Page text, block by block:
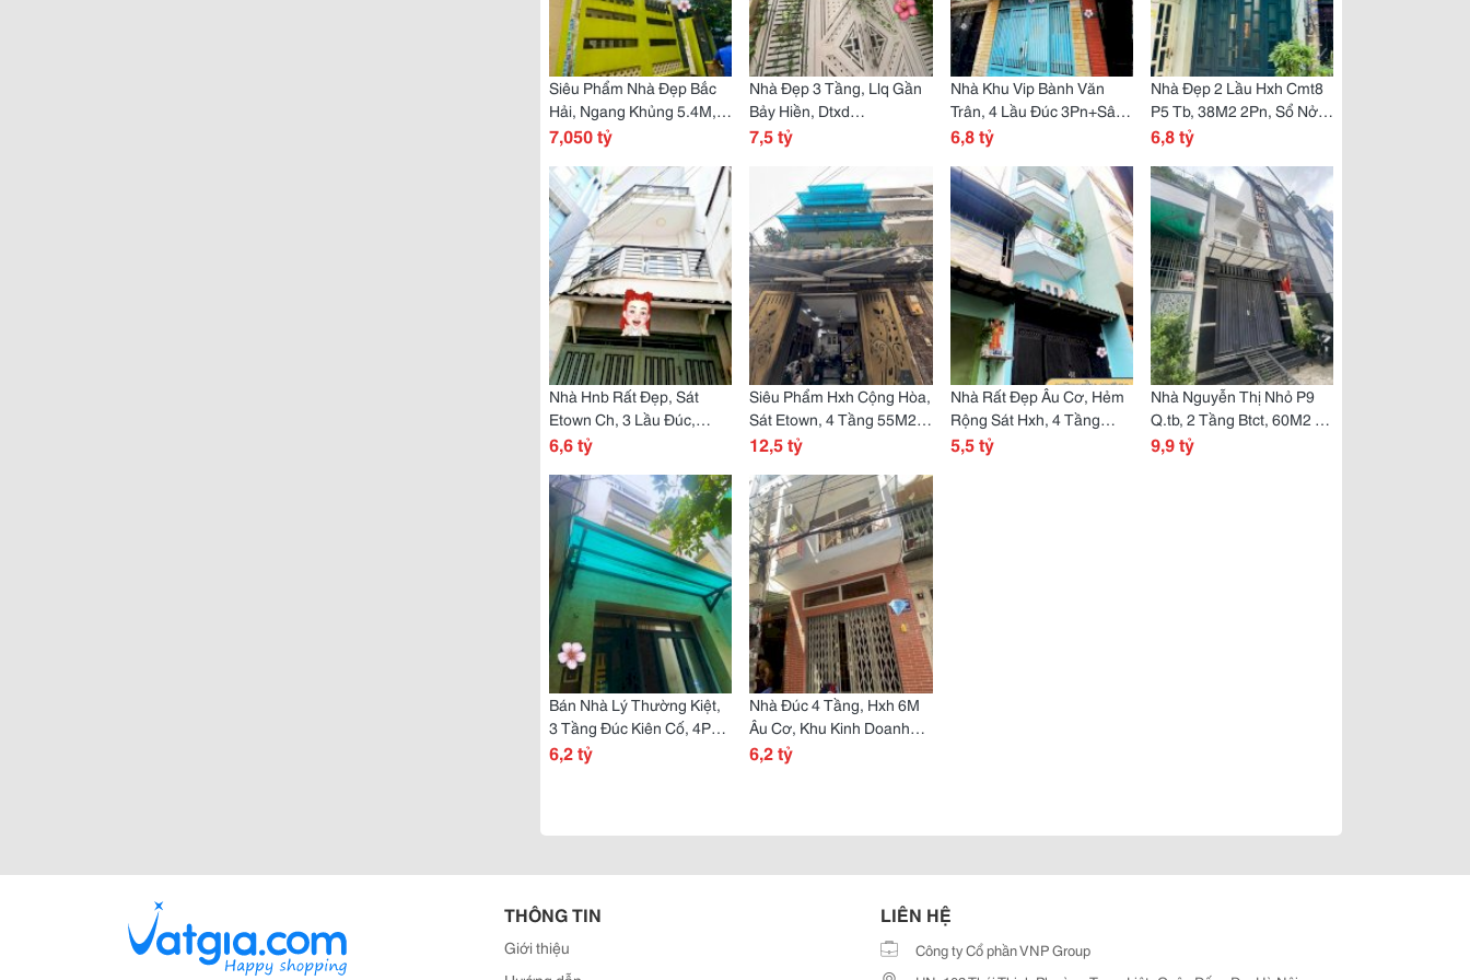
Siêu Phẩm Nhà Đẹp Bắc
Hải, Ngang Khủng 5.4M, 3
Tầng 3Pn, Hẻm Xanh Mát!
7,050 tỷ
Nhà Đẹp 3 Tầng, Llq Gần
Bảy Hiền, Dtxd
Vuông(4*15) 3Pn, Hxh
7,5 tỷ
Nhà Khu Vip Bành Văn
Trân, 4 Lầu Đúc 3Pn+Sân
Thượng, Khu Hiếm Nhà
6,8 tỷ
Nhà Đẹp 2 Lầu Hxh Cmt8
P5 Tb, 38M2 2Pn, Sổ Nở
Hậu, Gần Cv.lê Thị Riêng
6,8 tỷ
Nhà Hnb Rất Đẹp, Sát
Etown Ch, 3 Lầu Đúc,
43M&#178; 3Pn, Chỉ 5M
6,6 tỷ
Siêu Phẩm Hxh Cộng Hòa,
Sát Etown, 4 Tầng 55M2
(5*11) 5Pn, Shr Chuẩn!
12,5 tỷ
Nhà Rất Đẹp Âu Cơ, Hẻm
Rộng Sát Hxh, 4 Tầng
Đúc, 3 Pn, Shr Hoàn Công
5,5 tỷ
Nhà Nguyễn Thị Nhỏ P9
Q.tb, 2 Tầng Btct, 60M2 3
Pn, Nở Hậu Tài Lộc, Hxh
9,9 tỷ
Bán Nhà Lý Thường Kiệt,
3 Tầng Đúc Kiên Cố, 4Pn,
Ngay Cạnh Hxh Tránh
6,2 tỷ
Nhà Đúc 4 Tầng, Hxh 6M
Âu Cơ, Khu Kinh Doanh
Đỉnh, Shr, Giá Chỉ 6.2 Tỷ
6,2 tỷ
THÔNG TIN
Giới thiệu
LIÊN HỆ
Công ty Cổ phần VNP Group